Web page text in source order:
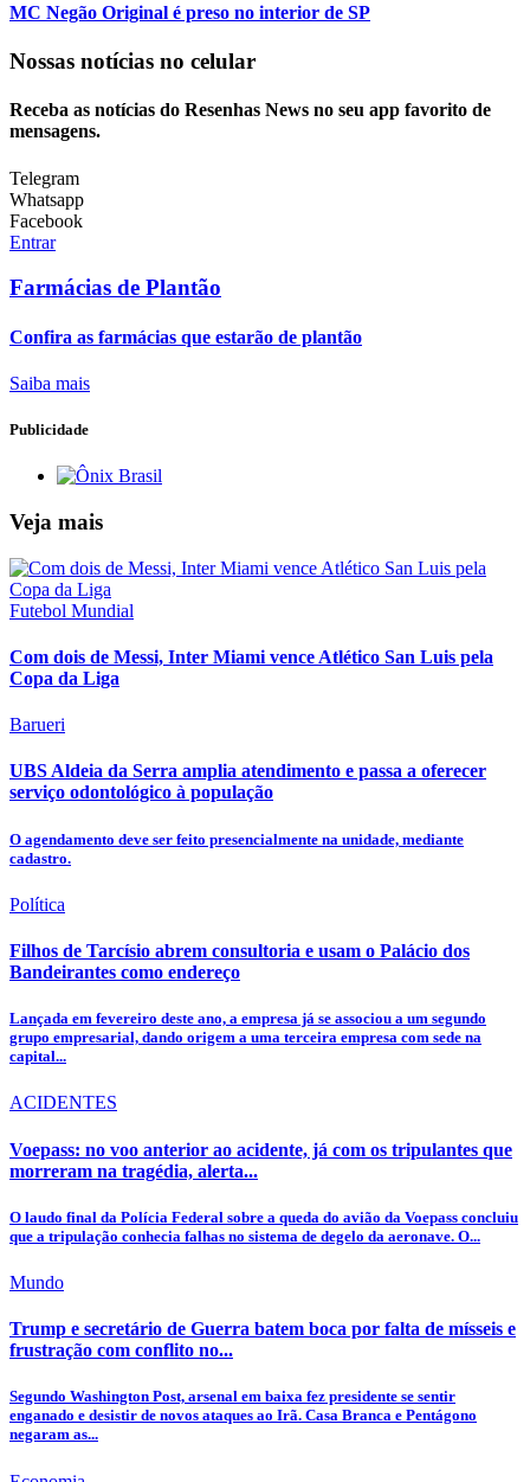
MC Negão Original é preso no interior de SP
Nossas notícias no celular
Receba as notícias do Resenhas News no seu app favorito de
mensagens.
Telegram
Whatsapp
Facebook
Entrar
Farmácias de Plantão
Confira as farmácias que estarão de plantão
Saiba mais
Publicidade
Veja mais
Futebol Mundial
Com dois de Messi, Inter Miami vence Atlético San Luis pela
Copa da Liga
Barueri
UBS Aldeia da Serra amplia atendimento e passa a oferecer
serviço odontológico à população
O agendamento deve ser feito presencialmente na unidade, mediante
cadastro.
Política
Filhos de Tarcísio abrem consultoria e usam o Palácio dos
Bandeirantes como endereço
Lançada em fevereiro deste ano, a empresa já se associou a um segundo
grupo empresarial, dando origem a uma terceira empresa com sede na
capital...
ACIDENTES
Voepass: no voo anterior ao acidente, já com os tripulantes que
morreram na tragédia, alerta...
O laudo final da Polícia Federal sobre a queda do avião da Voepass concluiu
que a tripulação conhecia falhas no sistema de degelo da aeronave. O...
Mundo
Trump e secretário de Guerra batem boca por falta de mísseis e
frustração com conflito no...
Segundo Washington Post, arsenal em baixa fez presidente se sentir
enganado e desistir de novos ataques ao Irã. Casa Branca e Pentágono
negaram as...